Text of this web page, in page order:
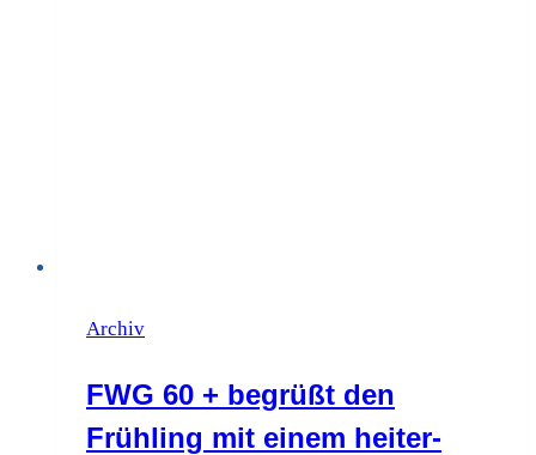
Archiv
FWG 60 + begrüßt den
Frühling mit einem heiter-